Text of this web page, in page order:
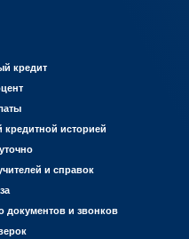
кредит
историей
и справок
документов и звонков